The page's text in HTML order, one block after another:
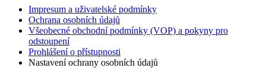
Impresum a uživatelské podmínky
Ochrana osobních údajů
Všeobecné obchodní podmínky (VOP) a pokyny pro
odstoupení
Prohlášení o přístupnosti
Nastavení ochrany osobních údajů